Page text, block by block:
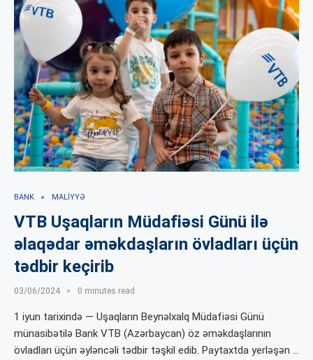
BANK MALIYYƏ
VTB Uşaqların Müdafiəsi Günü ilə
əlaqədar əməkdaşların övladları üçün
tədbir keçirib
03/06/2024 0 minutes read
1 iyun tarixində — Uşaqların Beynəlxalq Müdafiəsi Günü
münasibətilə Bank VTB (Azərbaycan) öz əməkdaşlarının
övladları üçün əyləncəli tədbir təşkil edib. Paytaxtda yerləşən …